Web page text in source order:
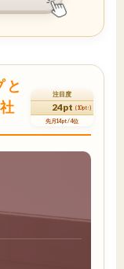
と
注目度
24pt (10pt↑)
先月14pt / 4位